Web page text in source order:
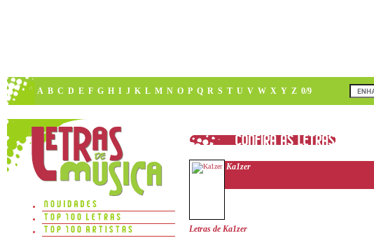
A B C D E F G H I J K L M N O P Q R S T U V W X Y Z 0/9
Ka1zer
Letras de Ka1zer